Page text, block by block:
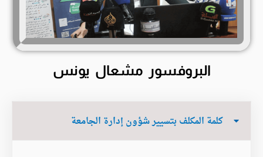
البروفسور مشعال يونس
كلمة المكلف بتسيير شؤون إدارة الجامعة